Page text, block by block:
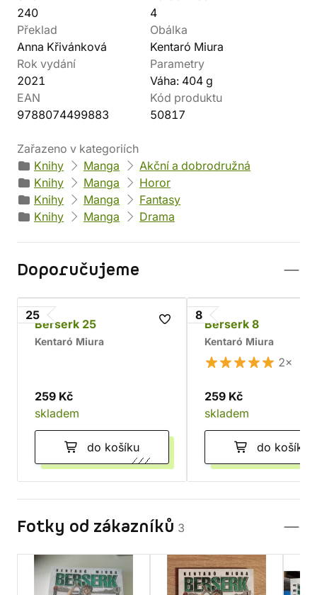
240
4
Překlad
Anna Křivánková
Obálka
Kentaró Miura
Rok vydání
2021
Parametry
Váha: 404 g
EAN
9788074499883
Kód produktu
50817
Zařazeno v kategoriích
Knihy
Manga
Akční a dobrodružná
Knihy
Manga
Horor
Knihy
Manga
Fantasy
Knihy
Manga Drama
Doporučujeme
25
Berserk 25
Kentaró Miura
259 Kč
skladem
do košíku
8
Berserk 8
Kentaró Miura
2×
259 Kč
skladem
do košíku
Fotky od zákazníků 3